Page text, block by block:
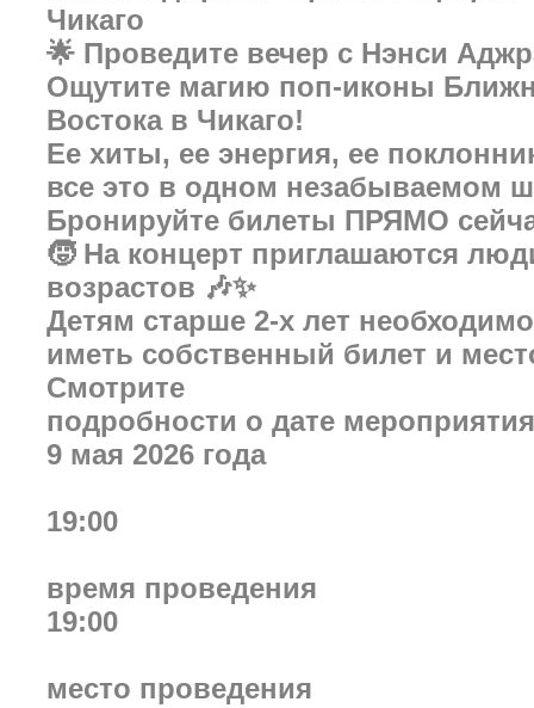
Чикаго
🌟 Проведите вечер с Нэнси
Ощутите магию поп-иконы
Востока в Чикаго!
Ее хиты, ее энергия, ее
все это в одном незабываемом
Бронируйте билеты ПРЯМО
🧒 На концерт приглашаются
возрастов 🎶✨
Детям старше 2-х лет необходимо
иметь собственный билет и
Смотрите
подробности о дате мероприятия
9 мая 2026 года
19:00
время проведения
19:00
место проведения